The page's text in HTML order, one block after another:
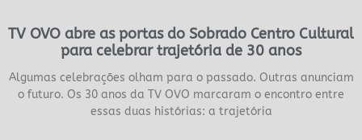
TV OVO abre as portas do Sobrado Centro Cultural
para celebrar trajetória de 30 anos
Algumas celebrações olham para o passado. Outras anunciam
o futuro. Os 30 anos da TV OVO marcaram o encontro entre
essas duas histórias: a trajetória